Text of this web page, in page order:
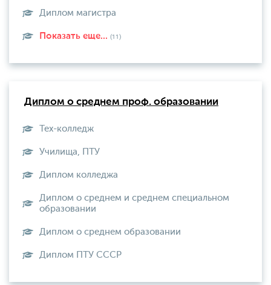
Диплом магистра
Показать еще... (11)
Диплом о среднем проф. образовании
Тех-колледж
Училища, ПТУ
Диплом колледжа
Диплом о среднем и среднем специальном
образовании
Диплом о среднем образовании
Диплом ПТУ СССР